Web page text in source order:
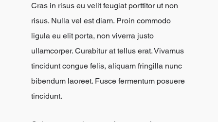
Cras in risus eu velit feugiat porttitor ut non
risus. Nulla vel est diam. Proin commodo
ligula eu elit porta, non viverra justo
ullamcorper. Curabitur at tellus erat. Vivamus
tincidunt congue felis, aliquam fringilla nunc
bibendum laoreet. Fusce fermentum posuere
tincidunt.